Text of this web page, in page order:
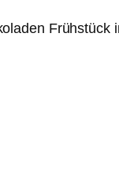
Frühstück